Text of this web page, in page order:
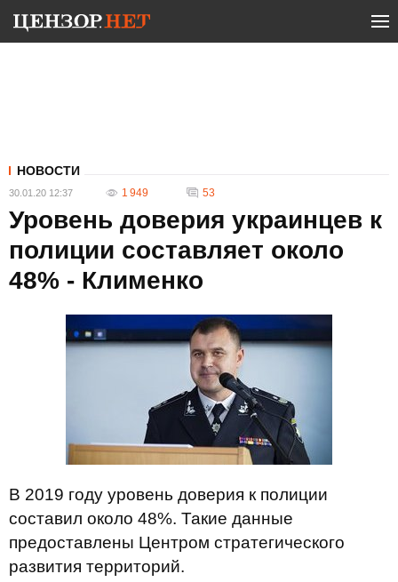
НОВОСТИ
30.01.20 12:37 1 949 53
Уровень доверия украинцев к
полиции составляет около
48% - Клименко
В 2019 году уровень доверия к полиции
составил около 48%. Такие данные
предоставлены Центром стратегического
развития территорий.